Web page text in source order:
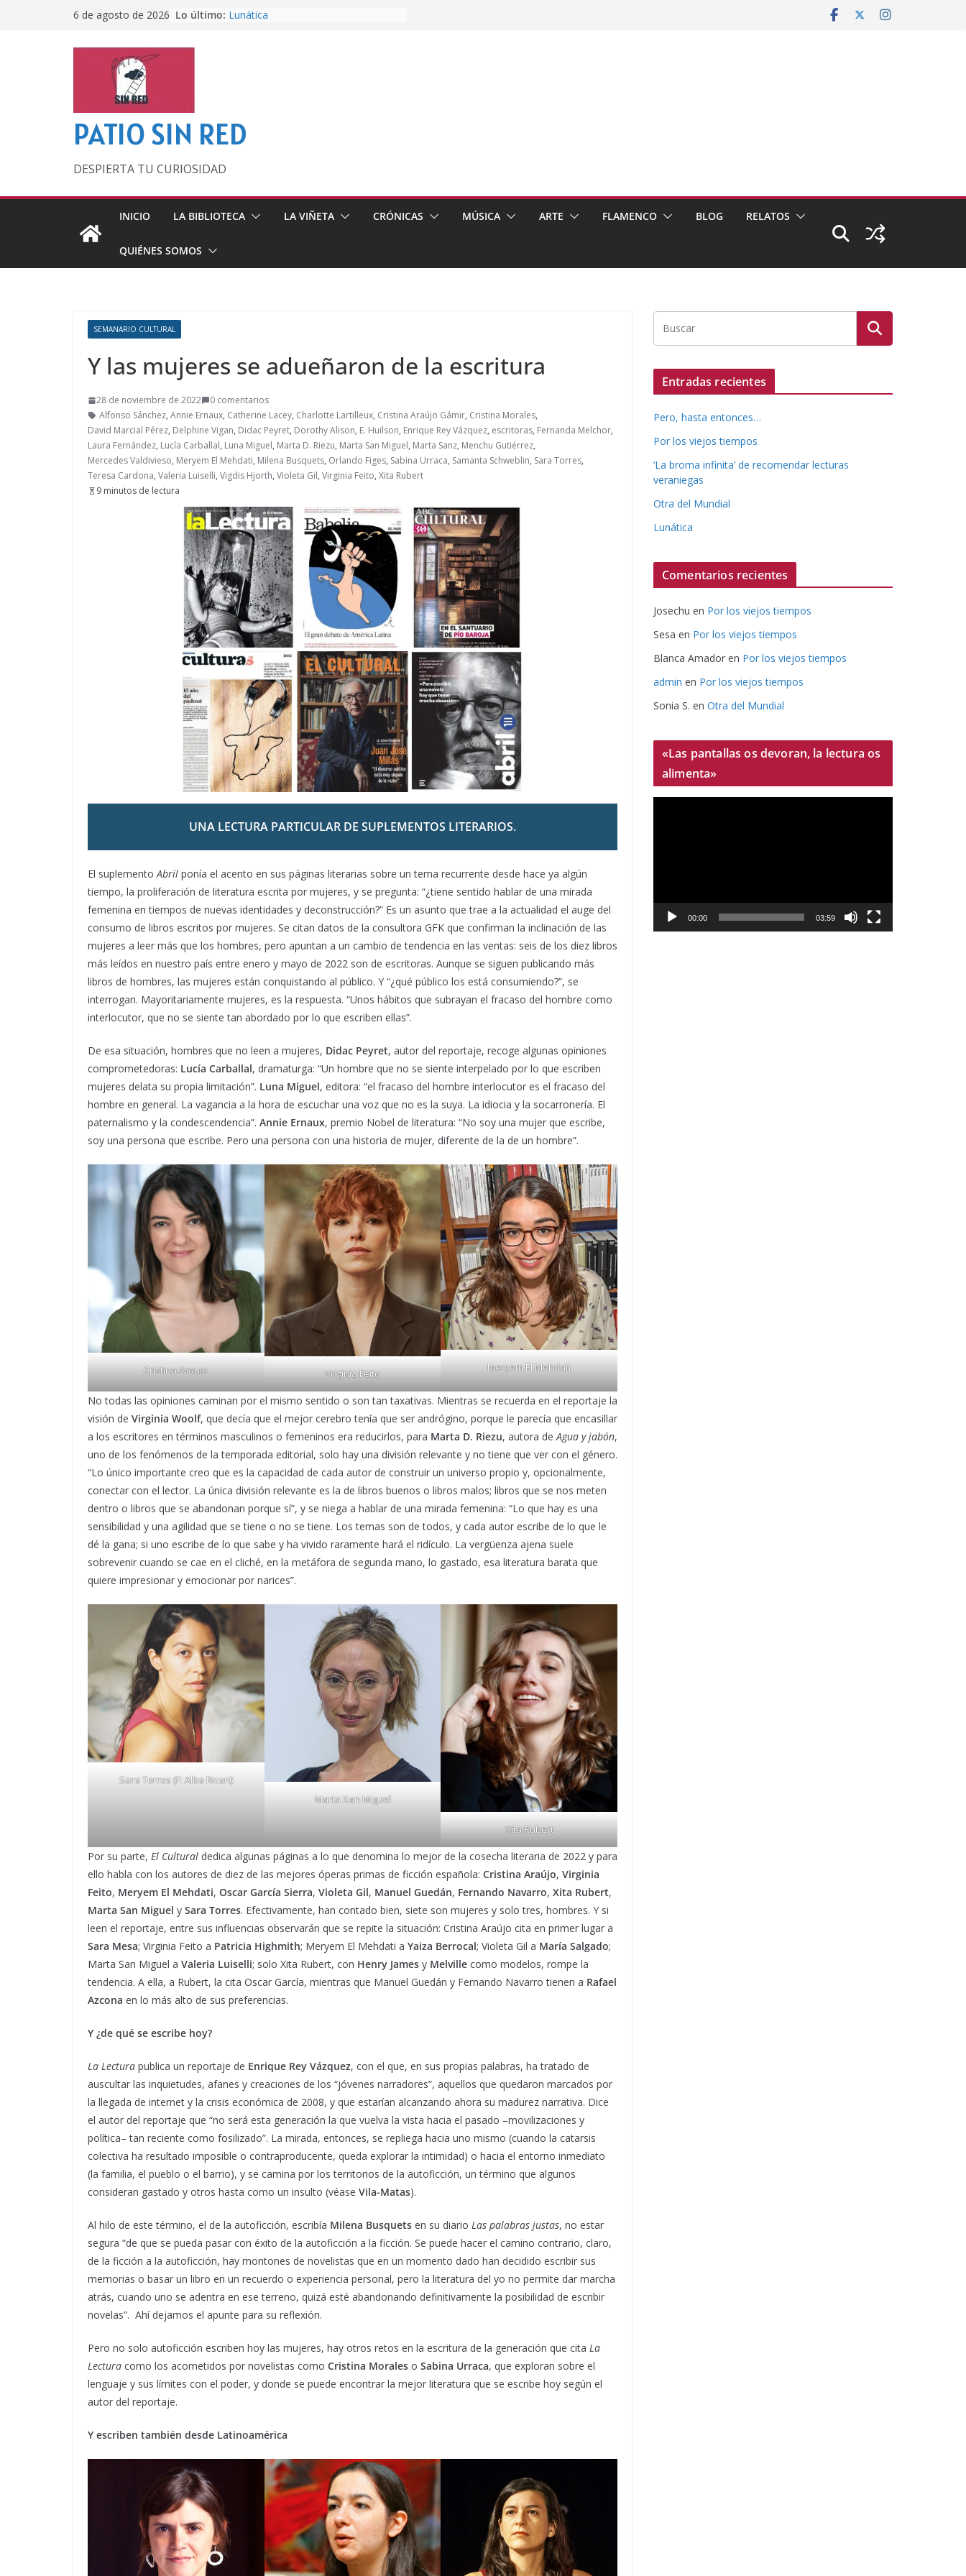
6 de agosto de 2026 Lo último: Lunática
PATIO SIN RED
DESPIERTA TU CURIOSIDAD
INICIO LA BIBLIOTECA LA VIÑETA CRÓNICAS MÚSICA ARTE FLAMENCO BLOG RELATOS
QUIÉNES SOMOS
SEMANARIO CULTURAL
Y las mujeres se adueñaron de la escritura
28 de noviembre de 2022
0 comentarios
Alfonso Sánchez, Annie Ernaux, Catherine Lacey, Charlotte Lartilleux, Cristina Araújo Gámir, Cristina Morales,
David Marcial Pérez, Delphine Vigan, Didac Peyret, Dorothy Alison, E. Huilson, Enrique Rey Vázquez, escritoras, Fernanda Melchor,
Laura Fernández, Lucía Carballal, Luna Miguel, Marta D. Riezu, Marta San Miguel, Marta Sanz, Menchu Gutiérrez,
Mercedes Valdivieso, Meryem El Mehdati, Milena Busquets, Orlando Figes, Sabina Urraca, Samanta Schweblin, Sara Torres,
Teresa Cardona, Valeria Luiselli, Vigdis Hjorth, Violeta Gil, Virginia Feito, Xita Rubert
9 minutos de lectura
UNA LECTURA PARTICULAR DE SUPLEMENTOS LITERARIOS.
El suplementoAbril ponía el acento en sus páginas literarias sobre un tema recurrente desde hace ya algún
tiempo, la proliferación de literatura escrita por mujeres, y se pregunta: “¿tiene sentido hablar de una mirada
femenina en tiempos de nuevas identidades y deconstrucción?” Es un asunto que trae a la actualidad el auge del
consumo de libros escritos por mujeres. Se citan datos de la consultora GFK que confirman la inclinación de las
mujeres a leer más que los hombres, pero apuntan a un cambio de tendencia en las ventas: seis de los diez libros
más leídos en nuestro país entre enero y mayo de 2022 son de escritoras. Aunque se siguen publicando más
libros de hombres, las mujeres están conquistando al público. Y “¿qué público los está consumiendo?”, se
interrogan. Mayoritariamente mujeres, es la respuesta. “Unos hábitos que subrayan el fracaso del hombre como
interlocutor, que no se siente tan abordado por lo que escriben ellas”.
De esa situación, hombres que no leen a mujeres, Didac Peyret, autor del reportaje, recoge algunas opiniones
comprometedoras: Lucía Carballal, dramaturga: “Un hombre que no se siente interpelado por lo que escriben
mujeres delata su propia limitación”. Luna Miguel, editora: “el fracaso del hombre interlocutor es el fracaso del
hombre en general. La vagancia a la hora de escuchar una voz que no es la suya. La idiocia y la socarronería. El
paternalismo y la condescendencia”. Annie Ernaux, premio Nobel de literatura: “No soy una mujer que escribe,
soy una persona que escribe. Pero una persona con una historia de mujer, diferente de la de un hombre”.
Cristina Araujo Virginia Feito
Meryem El Mehdati
No todas las opiniones caminan por el mismo sentido o son tan taxativas. Mientras se recuerda en el reportaje la
visión de Virginia Woolf, que decía que el mejor cerebro tenía que ser andrógino, porque le parecía que encasillar
a los escritores en términos masculinos o femeninos era reducirlos, para Marta D. Riezu, autora deAgua y jabón,
uno de los fenómenos de la temporada editorial, solo hay una división relevante y no tiene que ver con el género.
“Lo único importante creo que es la capacidad de cada autor de construir un universo propio y, opcionalmente,
conectar con el lector. La única división relevante es la de libros buenos o libros malos; libros que se nos meten
dentro o libros que se abandonan porque sí”, y se niega a hablar de una mirada femenina: “Lo que hay es una
sensibilidad y una agilidad que se tiene o no se tiene. Los temas son de todos, y cada autor escribe de lo que le
dé la gana; si uno escribe de lo que sabe y ha vivido raramente hará el ridículo. La vergüenza ajena suele
sobrevenir cuando se cae en el cliché, en la metáfora de segunda mano, lo gastado, esa literatura barata que
quiere impresionar y emocionar por narices”.
Sara Torres (F: Alba Ricart)
Marta San Miguel
Xita Rubert
Por su parte, El Cultural dedica algunas páginas a lo que denomina lo mejor de la cosecha literaria de 2022 y para
ello habla con los autores de diez de las mejores óperas primas de ficción española: Cristina Araújo, Virginia
Feito, Meryem El Mehdati, Oscar García Sierra, Violeta Gil, Manuel Guedán, Fernando Navarro, Xita Rubert,
Marta San Miguel y Sara Torres. Efectivamente, han contado bien, siete son mujeres y solo tres, hombres. Y si
leen el reportaje, entre sus influencias observarán que se repite la situación: Cristina Araújo cita en primer lugar a
Sara Mesa; Virginia Feito a Patricia Highmith; Meryem El Mehdati a Yaiza Berrocal; Violeta Gil a María Salgado;
Marta San Miguel a Valeria Luiselli; solo Xita Rubert, con Henry James y Melville como modelos, rompe la
tendencia. A ella, a Rubert, la cita Oscar García, mientras que Manuel Guedán y Fernando Navarro tienen a Rafael
Azcona en lo más alto de sus preferencias.
Y ¿de qué se escribe hoy?
La Lectura publica un reportaje de Enrique Rey Vázquez, con el que, en sus propias palabras, ha tratado de
auscultar las inquietudes, afanes y creaciones de los “jóvenes narradores”, aquellos que quedaron marcados por
la llegada de internet y la crisis económica de 2008, y que estarían alcanzando ahora su madurez narrativa. Dice
el autor del reportaje que “no será esta generación la que vuelva la vista hacia el pasado –movilizaciones y
política– tan reciente como fosilizado”. La mirada, entonces, se repliega hacia uno mismo (cuando la catarsis
colectiva ha resultado imposible o contraproducente, queda explorar la intimidad) o hacia el entorno inmediato
(la familia, el pueblo o el barrio), y se camina por los territorios de la autoficción, un término que algunos
consideran gastado y otros hasta como un insulto (véase Vila-Matas).
Al hilo de este término, el de la autoficción, escribía Milena Busquets en su diario Las palabras justas, no estar
segura “de que se pueda pasar con éxito de la autoficción a la ficción. Se puede hacer el camino contrario, claro,
de la ficción a la autoficción, hay montones de novelistas que en un momento dado han decidido escribir sus
memorias o basar un libro en un recuerdo o experiencia personal, pero la literatura del yo no permite dar marcha
atrás, cuando uno se adentra en ese terreno, quizá esté abandonando definitivamente la posibilidad de escribir
novelas”. Ahí dejamos el apunte para su reflexión.
Pero no solo autoficción escriben hoy las mujeres, hay otros retos en la escritura de la generación que cita La
Lectura como los acometidos por novelistas como Cristina Morales o Sabina Urraca, que exploran sobre el
lenguaje y sus límites con el poder, y donde se puede encontrar la mejor literatura que se escribe hoy según el
autor del reportaje.
Y escriben también desde Latinoamérica
Entradas recientes
Pero, hasta entonces…
Por los viejos tiempos
‘La broma infinita’ de recomendar lecturas
veraniegas
Otra del Mundial
Lunática
Comentarios recientes
Josechu en Por los viejos tiempos
Sesa en Por los viejos tiempos
Blanca Amador en Por los viejos tiempos
admin en Por los viejos tiempos
Sonia S. en Otra del Mundial
«Las pantallas os devoran, la lectura os
alimenta»
c
00:00 03:59